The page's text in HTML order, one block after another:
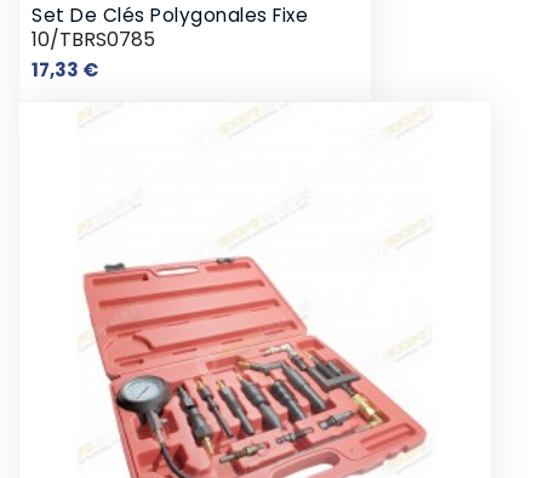
Set De Clés Polygonales Fixe
10/TBRS0785
17,33 €Prix